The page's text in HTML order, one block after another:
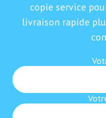
copie service
livraison rapide